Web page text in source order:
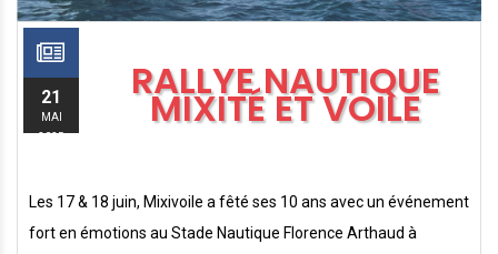
21
MAI
2025
RALLYE NAUTIQUE
MIXITÉ ET VOILE
Les 17 & 18 juin, Mixivoile a fêté ses 10 ans avec un événement
fort en émotions au Stade Nautique Florence Arthaud à